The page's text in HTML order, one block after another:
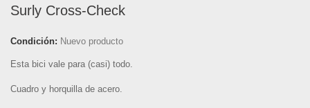
Surly Cross-Check
Condición: Nuevo producto
Esta bici vale para (casi) todo.
Cuadro y horquilla de acero.